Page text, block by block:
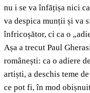
nu i se va înfățișa nici
va despica munții și va
înfricoșător, ci ca o
Așa a trecut Paul
românești: ca o adiere
artiști, a deschis teme
ce pot fi, în mod